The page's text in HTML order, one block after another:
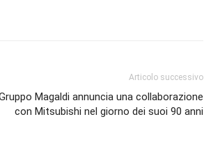
Articolo successivo
Magaldi annuncia una collaborazione
con Mitsubishi nel giorno dei suoi 90 anni